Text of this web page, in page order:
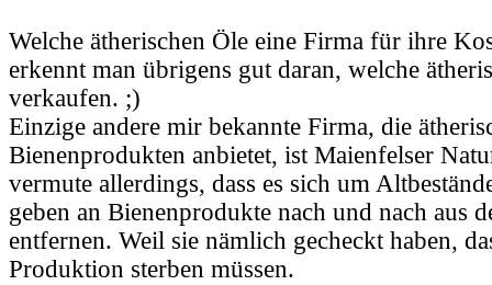
Welche ätherischen Öle eine Firma für ihre
erkennt man übrigens gut daran, welche
verkaufen. ;)
Einzige andere mir bekannte Firma, die
Bienenprodukten anbietet, ist Maienfelser
vermute allerdings, dass es sich um
geben an Bienenprodukte nach und nach aus
entfernen. Weil sie nämlich gecheckt haben,
Produktion sterben müssen.